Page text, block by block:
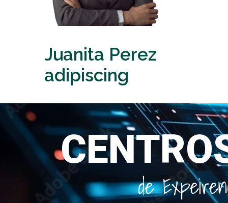
Juanita Perez
adipiscing
CENTRO
de Expeiren